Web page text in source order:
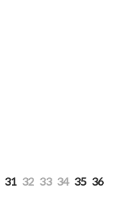
31 32 33 34 35 36